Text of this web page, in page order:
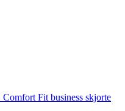
Fit business skjorte